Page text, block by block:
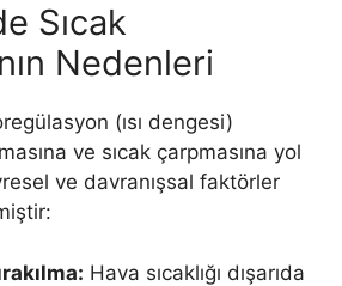
Sıcak
Nedenleri
(ısı dengesi)
ve sıcak çarpmasına yol
ve davranışsal faktörler
Hava sıcaklığı dışarıda